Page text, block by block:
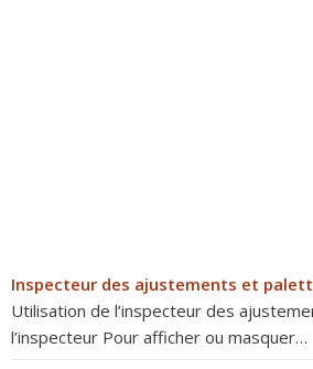
Inspecteur des ajustements et
Utilisation de l’inspecteur des
l’inspecteur Pour afficher ou masquer…